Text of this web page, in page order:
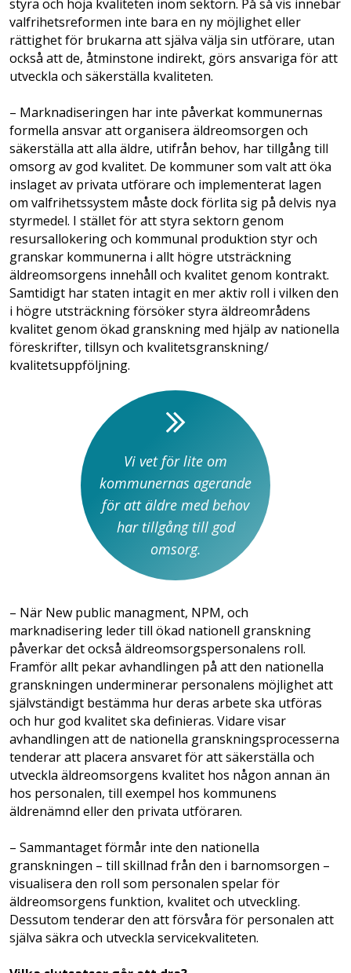
styra och höja kvaliteten inom sektorn. På så vis innebär
valfrihetsreformen inte bara en ny möjlighet eller
rättighet för brukarna att själva välja sin utförare, utan
också att de, åtminstone indirekt, görs ansvariga för att
utveckla och säkerställa kvaliteten.
– Marknadiseringen har inte påverkat kommunernas
formella ansvar att organisera äldreomsorgen och
säkerställa att alla äldre, utifrån behov, har tillgång till
omsorg av god kvalitet. De kommuner som valt att öka
inslaget av privata utförare och implementerat lagen
om valfrihetssystem måste dock förlita sig på delvis nya
styrmedel. I stället för att styra sektorn genom
resursallokering och kommunal produktion styr och
granskar kommunerna i allt högre utsträckning
äldreomsorgens innehåll och kvalitet genom kontrakt.
Samtidigt har staten intagit en mer aktiv roll i vilken den
i högre utsträckning försöker styra äldreområdens
kvalitet genom ökad granskning med hjälp av nationella
föreskrifter, tillsyn och kvalitetsgranskning/
kvalitetsuppföljning.
– När New public managment, NPM, och
marknadisering leder till ökad nationell granskning
påverkar det också äldreomsorgspersonalens roll.
Framför allt pekar avhandlingen på att den nationella
granskningen underminerar personalens möjlighet att
självständigt bestämma hur deras arbete ska utföras
och hur god kvalitet ska definieras. Vidare visar
avhandlingen att de nationella granskningsprocesserna
tenderar att placera ansvaret för att säkerställa och
utveckla äldreomsorgens kvalitet hos någon annan än
hos personalen, till exempel hos kommunens
äldrenämnd eller den privata utföraren.
– Sammantaget förmår inte den nationella
granskningen – till skillnad från den i barnomsorgen –
visualisera den roll som personalen spelar för
äldreomsorgens funktion, kvalitet och utveckling.
Dessutom tenderar den att försvåra för personalen att
själva säkra och utveckla servicekvaliteten.
Vi vet för lite om
kommunernas agerande
för att äldre med behov
har tillgång till god
omsorg.